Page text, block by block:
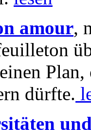
amour,
Plan,
dürfte.